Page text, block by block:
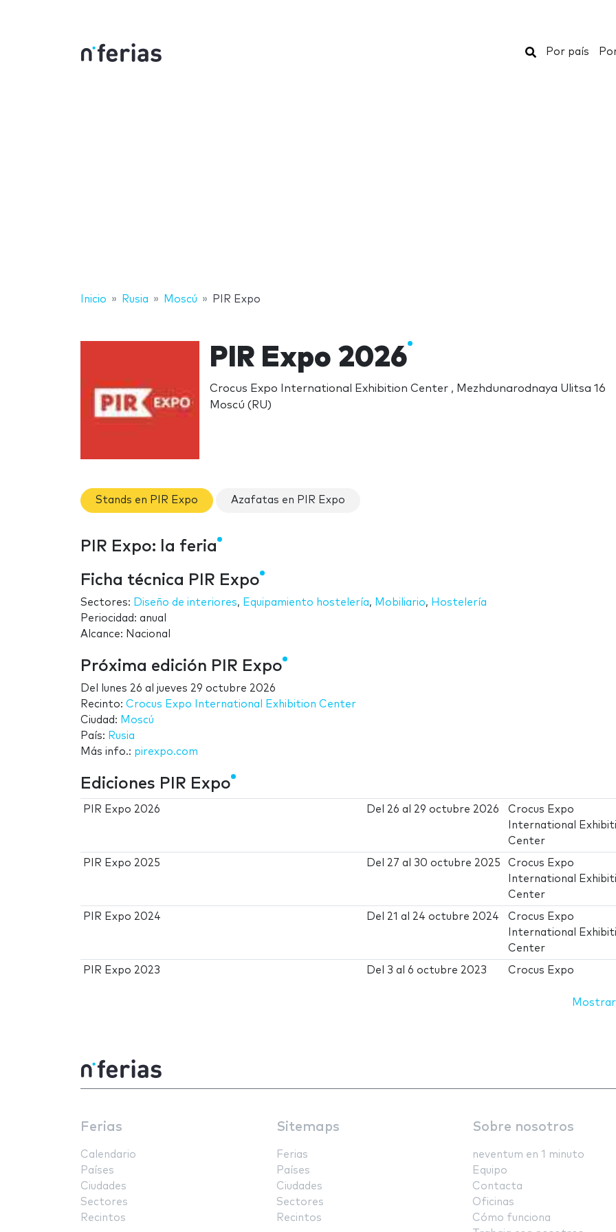
Buscar
Por país
Inicio Rusia Moscú PIR Expo
PIR Expo 2026
Crocus Expo International Exhibition Center , Mezhdunarodnaya Ulitsa 16
Moscú (RU)
Stands en PIR Expo Azafatas en PIR Expo
PIR Expo: la feria
Ficha técnica PIR Expo
Sectores: Diseño de interiores, Equipamiento hostelería, Mobiliario, Hostelería
Periocidad: anual
Alcance: Nacional
Próxima edición PIR Expo
Del lunes 26 al jueves 29 octubre 2026
Recinto: Crocus Expo International Exhibition Center
Ciudad: Moscú
País: Rusia
Más info.: pirexpo.com
Ediciones PIR Expo
PIR Expo 2026 Del 26 al 29 octubre 2026
Crocus Expo
International
Center
PIR Expo 2025 Del 27 al 30 octubre 2025
Crocus Expo
International
Center
PIR Expo 2024 Del 21 al 24 octubre 2024
Crocus Expo
International
Center
PIR Expo 2023 Del 3 al6 octubre 2023 Crocus Expo
Mostrar
Ferias
Calendario
Países
Ciudades
Sectores
Recintos
Sitemaps
Ferias
Países
Ciudades
Sectores
Recintos
Sobre nosotros
neventum en 1 minuto
Equipo
Contacta
Oficinas
Cómo funciona